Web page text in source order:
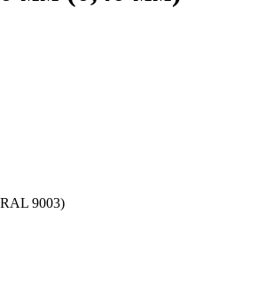
9003)